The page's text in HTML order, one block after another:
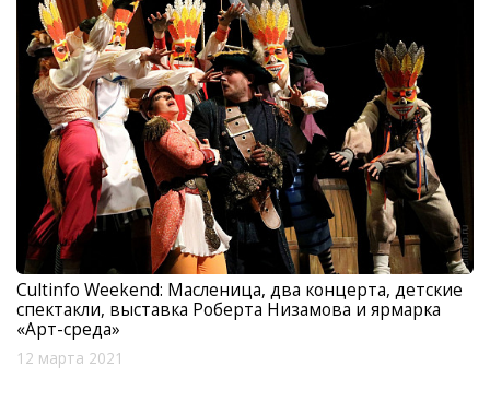
Cultinfo Weekend: Масленица, два концерта, детские
спектакли, выставка Роберта Низамова и ярмарка
«Арт-среда»
12 марта 2021